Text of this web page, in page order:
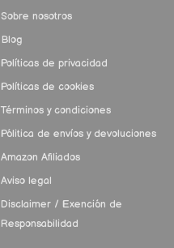
Sobre nosotros
Blog
Políticas de privacidad
Políticas de cookies
Términos y condiciones
Pólitica de envíos y devoluciones
Amazon Afiliados
Aviso legal
Disclaimer / Exención de
Responsabilidad